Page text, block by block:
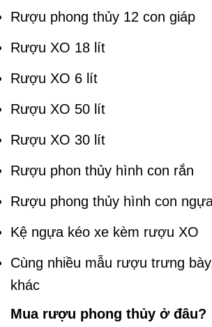
Rượu phong thủy 12 con giáp
Rượu XO 18 lít
Rượu XO 6 lít
Rượu XO 50 lít
Rượu XO 30 lít
Rượu phon thủy hình con rắn
Rượu phong thủy hình con
Kệ ngựa kéo xe kèm rượu XO
Cùng nhiều mẫu rượu trưng
khác
Mua rượu phong thủy ở đâu?